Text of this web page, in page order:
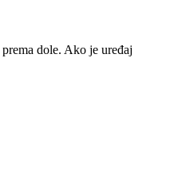
dole. Ako je uređaj